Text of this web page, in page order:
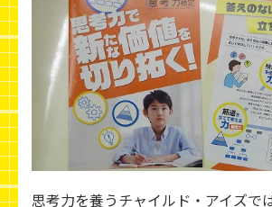
思考力を養うチャイルド・アイズで